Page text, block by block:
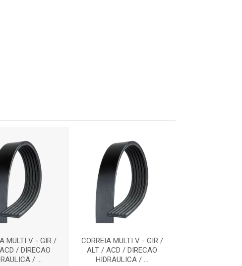
MULTI V - GIR /
/ DIRECAO
/ ...
CORREIA MULTI V - GIR /
ALT / ACD / DIRECAO
HIDRAULICA / ...